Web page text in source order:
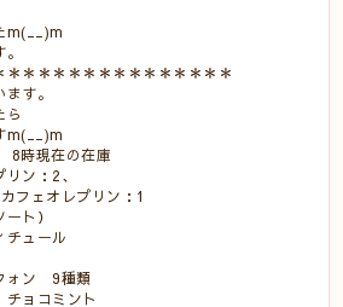
m(__)m
＊＊＊＊＊＊＊＊＊＊＊＊＊＊＊
す。
ら
m(__)m
時現在の在庫
リン：2、
フェオレプリン：1
ト）
ュール
ォン 9種類
チョコミント